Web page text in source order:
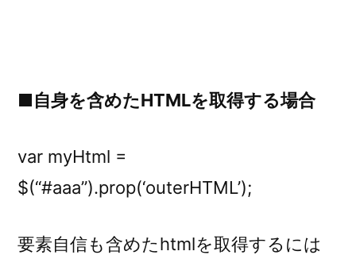
■自身を含めたHTMLを取得する場合
var myHtml =
$(“#aaa”).prop(‘outerHTML’);
要素自信も含めたhtmlを取得するには